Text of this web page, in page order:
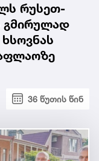
რუსეთ-
გმირულად
36 წუთის წინ